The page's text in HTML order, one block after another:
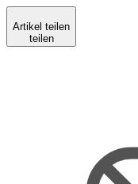
Artikel teilen
teilen